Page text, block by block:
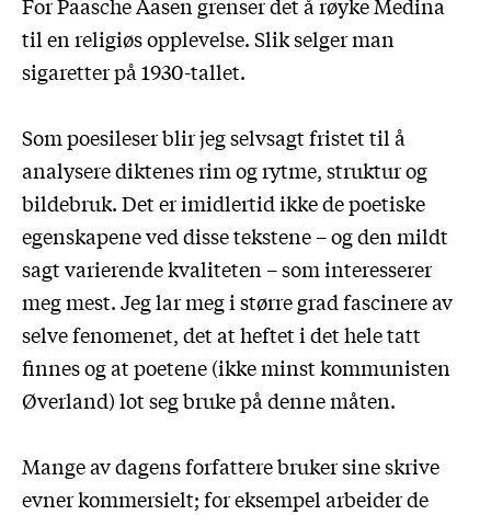
For Paasche Aasen grenser det å røyke Medina
til en religiøs opplevelse. Slik selger man
sigaretter på 1930-tallet.
Som poesileser blir jeg selvsagt fristet til å
analysere diktenes rim og rytme, struktur og
bildebruk. Det er imidlertid ikke de poetiske
egenskapene ved disse tekstene – og den mildt
sagt varierende kvaliteten – som interesserer
meg mest. Jeg lar meg i større grad fascinere av
selve fenomenet, det at heftet i det hele tatt
finnes og at poetene (ikke minst kommunisten
Øverland) lot seg bruke på denne måten.
Mange av dagens forfattere bruker sine skrive
evner kommersielt; for eksempel arbeider de